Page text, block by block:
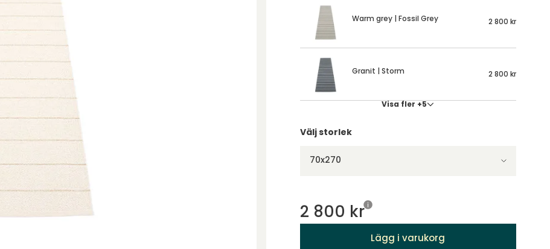
Warm grey | Fossil Grey 2 800 kr
Granit | Storm 2 800 kr
Visa fler +5
Välj storlek
70x270
2 800 kr
Lägg i varukorg